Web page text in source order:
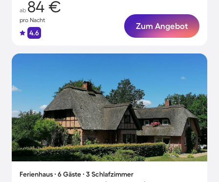
ab 84 €
pro Nacht
4.6
Zum Angebot
Ferienhaus ∙ 6 Gäste ∙ 3 Schlafzimmer